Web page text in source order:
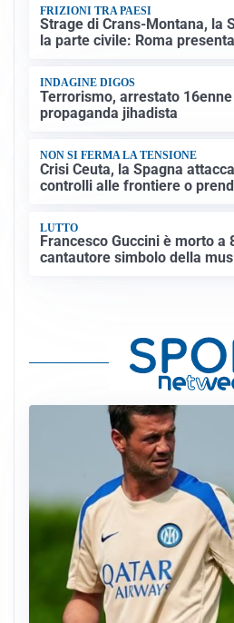
FRIZIONI TRA PAESI
Strage di Crans-Montana, la
la parte civile: Roma
INDAGINE DIGOS
Terrorismo, arrestato
propaganda jihadista
NON SI FERMA LA TENSIONE
Crisi Ceuta, la Spagna
controlli alle frontiere o
LUTTO
Francesco Guccini è morto a
cantautore simbolo della